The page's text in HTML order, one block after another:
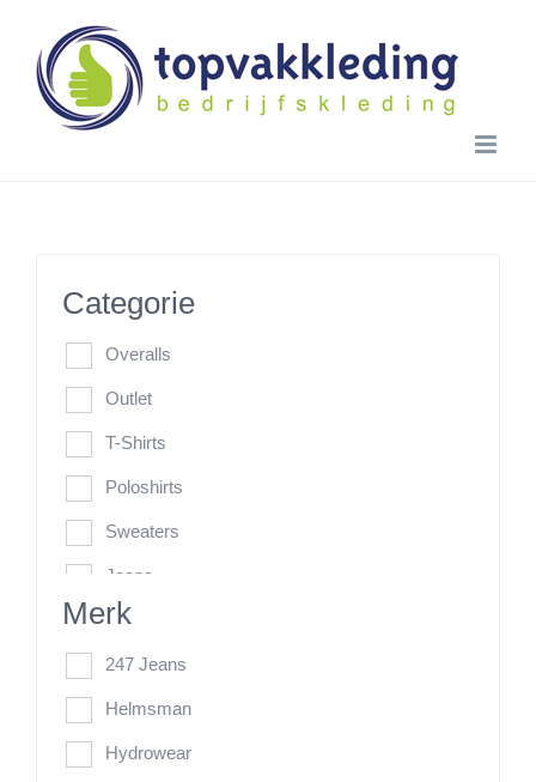
content
Categorie
Overalls
Outlet
T-Shirts
Poloshirts
Sweaters
Jeans
Werkbroeken
HiVis-Line
Jassen
Kasten
Merk
247 Jeans
Helmsman
Hydrowear